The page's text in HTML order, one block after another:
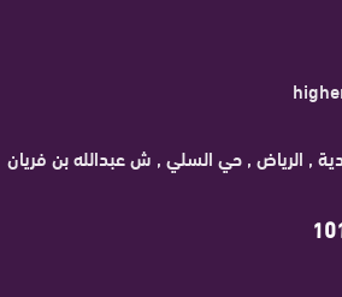
, الرياض , حي السلي , ش عبدالله بن فريان